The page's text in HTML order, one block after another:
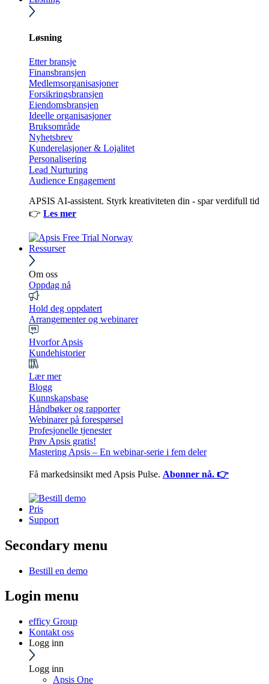
Løsning
Etter bransje
Finansbransjen
Medlemsorganisasjoner
Forsikringsbransjen
Eiendomsbransjen
Ideelle organisasjoner
Bruksområde
Nyhetsbrev
Kunderelasjoner & Lojalitet
Personalisering
Lead Nurturing
Audience Engagement
APSIS AI-assistent. Styrk kreativiteten din - spar verdifull tid
👉 Les mer
Ressurser
Om oss
Oppdag nå
Hold deg oppdatert
Arrangementer og webinarer
Hvorfor Apsis
Kundehistorier
Lær mer
Blogg
Kunnskapsbase
Håndbøker og rapporter
Webinarer på forespørsel
Profesjonelle tjenester
Prøv Apsis gratis!
Mastering Apsis – En webinar-serie i fem deler
Få markedsinsikt med Apsis Pulse. Abonner nå. 👉
Pris
Support
Secondary menu
Bestill en demo
Login menu
efficy Group
Kontakt oss
Logg inn
Logg inn
Apsis One